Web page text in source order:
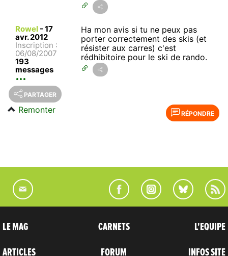
Rowel - 17
avr. 2012
Inscription :
06/08/2007
193
messages
Ha mon avis si tu ne peux pas
porter correctement des skis (et
résister aux carres) c'est
rédhibitoire pour le ski de rando.
PARTAGER
RÉPONDRE
Remonter
LE MAG
ARTICLES
CARNETS
FORUM
L'EQUIPE
INFOS SITE